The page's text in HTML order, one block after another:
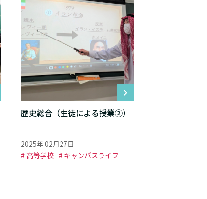
歴史総合（生徒による授業②）
2025年 02月27日
# 高等学校 # キャンパスライフ